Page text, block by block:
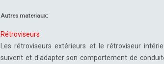
Autres materiaux:
Rétroviseurs
Les rétroviseurs extérieurs et le rétroviseur
suivent et d'adapter son comportement de